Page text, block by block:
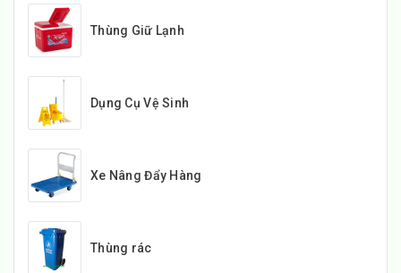
Thùng Giữ Lạnh
Dụng Cụ Vệ Sinh
Xe Nâng Đẩy Hàng
Thùng rác